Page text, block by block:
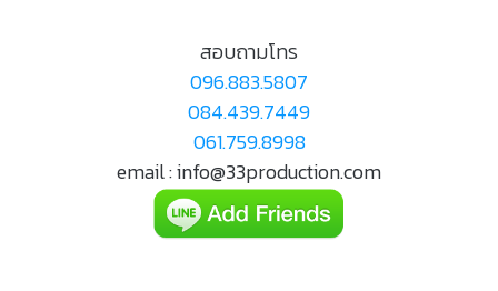
สอบถามโทร
096.883.5807
084.439.7449
061.759.8998
email : info@33production.com